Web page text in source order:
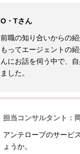
O・Tさん
前職の知り合いからの
もってエージェントの
んにお話を伺う中で、
ました。
担当コンサルタント：
アンテロープのサービ
ょうか。